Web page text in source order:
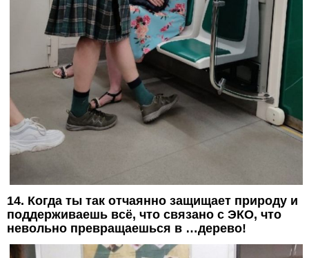
14. Когда ты так отчаянно защищает природу и
поддерживаешь всё, что связано с ЭКО, что
невольно превращаешься в …дерево!